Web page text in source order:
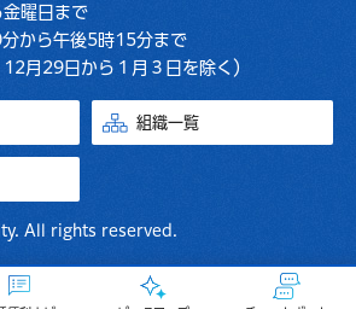
曜日まで
から午後5時15分まで
12月29日から１月３日を除く）
組織一覧
All rights reserved.